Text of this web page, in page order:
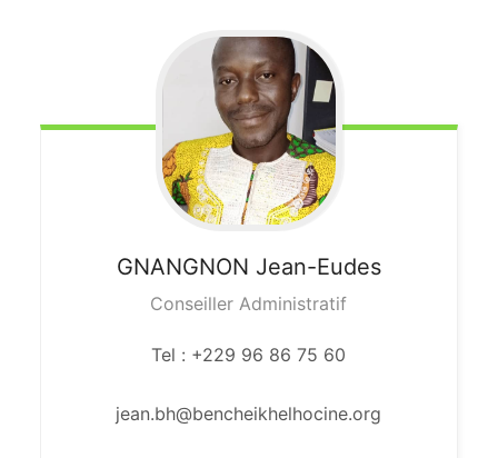
GNANGNON Jean-Eudes
Conseiller Administratif
Tel : +229 96 86 75 60
jean.bh@bencheikhelhocine.org